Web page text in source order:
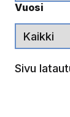
Sivu
Vuosi